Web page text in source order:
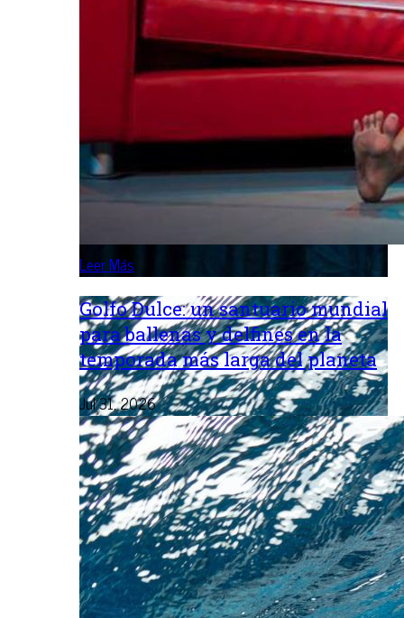
Leer Más
Golfo Dulce: un santuario mundial
para ballenas y delfines en la
temporada más larga del planeta
Jul 31, 2026